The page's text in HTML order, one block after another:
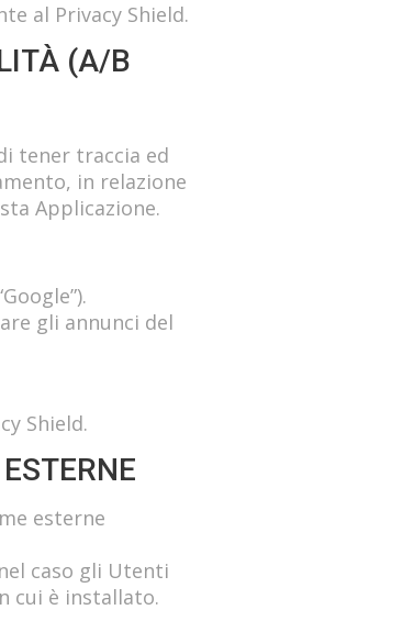
al Privacy Shield.
(A/B
tener traccia ed
in relazione
Applicazione.
gli annunci del
Shield.
esterne
caso gli Utenti
cui è installato.